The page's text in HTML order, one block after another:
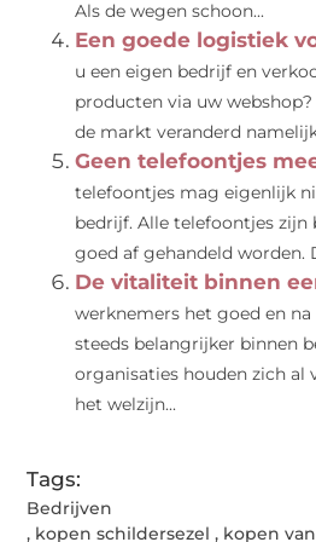
Als de wegen schoon...
Een goede logistiek
u een eigen bedrijf en
producten via uw
de markt veranderd
Geen telefoontjes
telefoontjes mag eigenlijk
bedrijf. Alle telefoontjes
goed af gehandeld worden.
De vitaliteit binnen
werknemers het goed en
steeds belangrijker binnen
organisaties houden zich al
het welzijn...
Tags:
Bedrijven
, kopen schildersezel , kopen